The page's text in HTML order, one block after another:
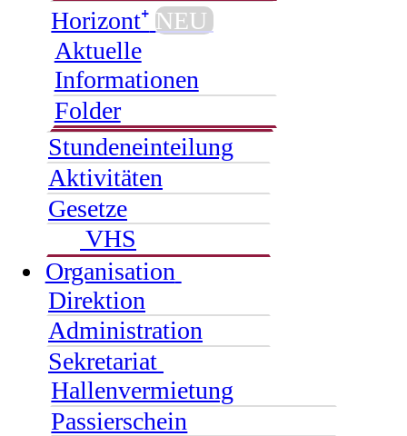
Horizont⁺ NEU
Aktuelle
Informationen
Folder
Stundeneinteilung
Aktivitäten
Gesetze
VHS
Organisation
Direktion
Administration
Sekretariat
Hallenvermietung
Passierschein